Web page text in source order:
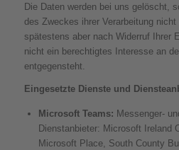
Die Daten werden bei uns gelöscht,
des Zweckes ihrer Verarbeitung
spätestens aber nach Widerruf Ihrer
nicht ein berechtigtes Interesse an
entgegensteht.
Eingesetzte Dienste und
Microsoft Teams: Messenger-
Dienstanbieter: Microsoft Ireland
Microsoft Place, South County